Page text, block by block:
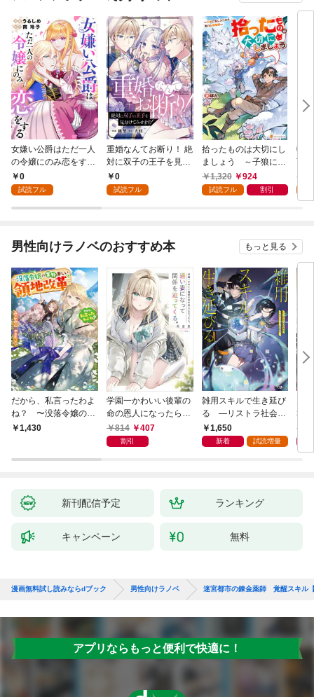
女嫌い公爵はただ一人
の令嬢にのみ恋をする
（分冊版）第１話
0
試読フル
重婚なんてお断り！ 絶
対に双子の王子を見分
けてみせます！（分冊
版） 第１話
0
試読フル
拾ったものは大切にし
ましょう ～子狼に気
に入られた男の転移物
語～
1,320 924
試読フル 割引
転
下
男性向けラノベのおすすめ本 もっと見る
だから、私言ったわよ
ね？ 〜没落令嬢の案
外楽しい領地改革〜
1,430
学園一かわいい後輩の
命の恩人になったら、
通い妻になって関係を
迫ってくる。
814 407
割引
雑用スキルで生き延び
る —リストラ社会人
のソロダンジョン攻略
記—
1,650
新着 試読増量
私
し
新刊配信予定 ランキング
キャンペーン 無料
漫画無料試し読みならdブック 男性向けラノベ 迷宮都市の錬金薬師 覚醒スキル
アプリならもっと便利で快適に！